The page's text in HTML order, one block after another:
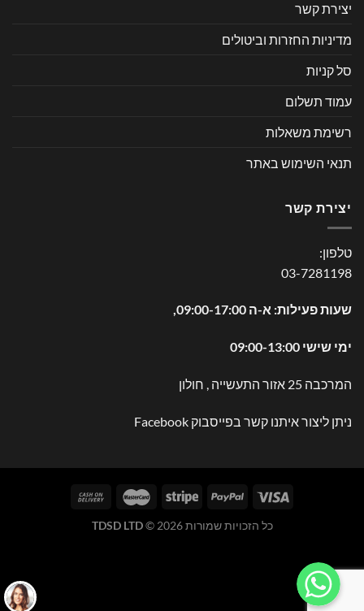
יצירת קשר
מדיניות החזרות וביטולים
סל קניות
עמוד תשלום
רשימת משאלות
תנאי השימוש באתר
יצירת קשר
טלפון:
03-7281198
שעות פעילות: א-ה 09:00-17:00,
ימי שישי 09:00-13:00
המרכבה 25 אזור התעשייה , חולון
ניתן ליצור איתנו קשר בפייסבוק Facebook
כל הזכויות שמורות 2026 © TDSD LTD
WhatsApp